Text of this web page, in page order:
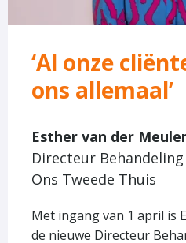
‘Al onze
ons allemaal’
Esther van der
Directeur Behandeling
Ons Tweede Thuis
Met ingang van 1 april is
de nieuwe Directeur
allemaal’